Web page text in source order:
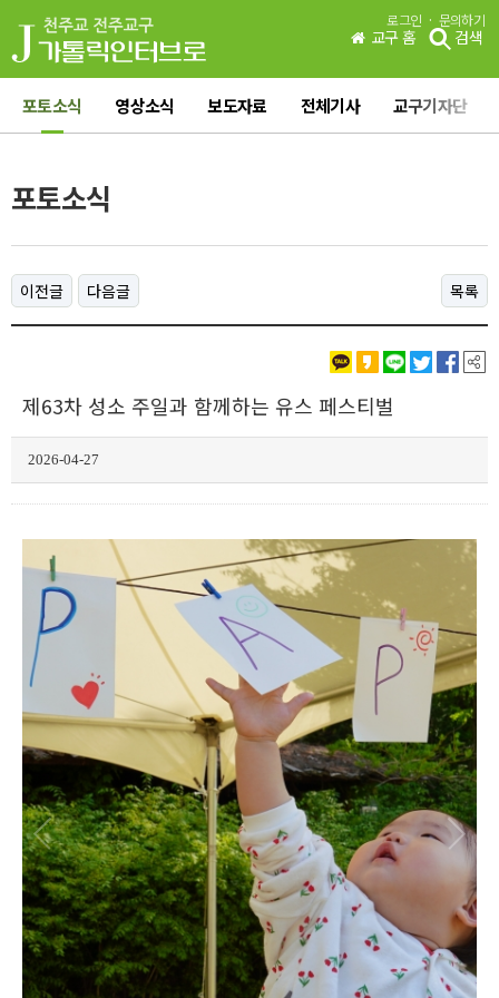
로그인 · 문의하기
교구 홈 검색
포토소식 영상소식 보도자료 전체기사 교구기자단
포토소식
이전글 다음글 목록
제63차 성소 주일과 함께하는 유스 페스티벌
2026-04-27